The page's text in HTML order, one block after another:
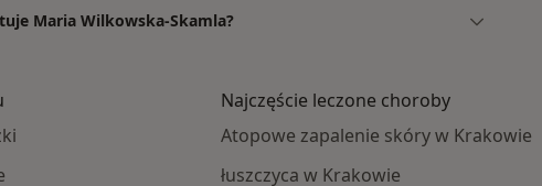
Maria Wilkowska-Skamla?
Najczęście leczone choroby
Atopowe zapalenie skóry w Krakowie
łuszczyca w Krakowie